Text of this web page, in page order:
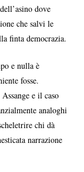
dove
che salvi le
finta democrazia.
e nulla è
fosse.
e il caso
analoghi
chi dà
narrazione